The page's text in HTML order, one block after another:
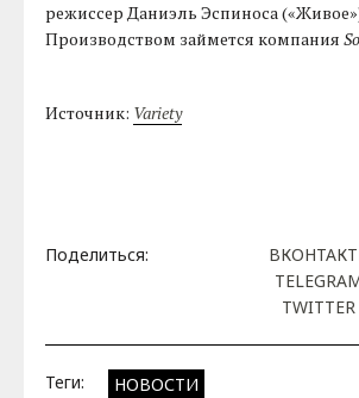
режиссер Даниэль Эспиноса
Производством займется компания
Источник: Variety
Поделиться:
TWITTER
Теги: НОВОСТИ